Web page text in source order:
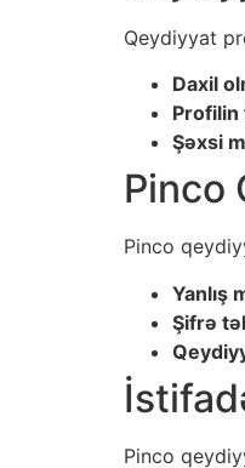
Qeydiyyat
Daxil
Profilin
Şəxsi
Pinco
Pinco
Yanlış
Şifrə
Pinco